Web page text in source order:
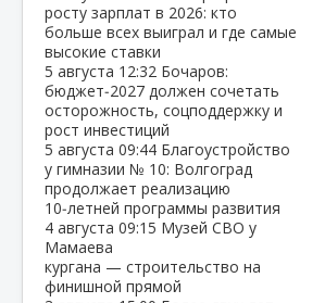
росту зарплат в 2026: кто
больше всех выиграл и где самые
высокие ставки
5 августа 12:32 Бочаров:
бюджет‑2027 должен сочетать
осторожность, соцподдержку и
рост инвестиций
5 августа 09:44 Благоустройство
у гимназии № 10: Волгоград
продолжает реализацию
10‑летней программы развития
4 августа 09:15 Музей СВО у
Мамаева
кургана — строительство на
финишной прямой